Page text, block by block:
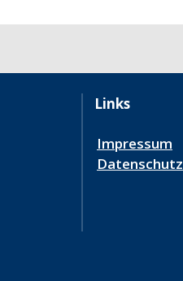
Links
Impressum
Datenschutz